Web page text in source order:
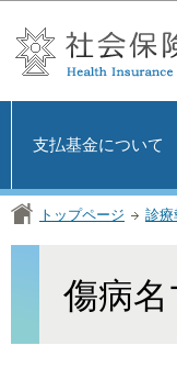
支払基金について
トップページ 診療
傷病